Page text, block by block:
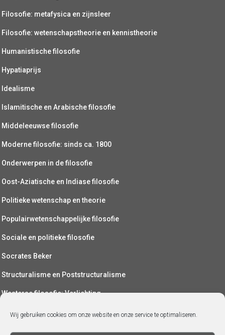
Wij gebruiken cookies om onze website en onze service te optimaliseren.
Filosofie: metafysica en zijnsleer
Filosofie: wetenschapstheorie en kennistheorie
Humanistische filosofie
Hypatiaprijs
Idealisme
Islamitische en Arabische filosofie
Middeleeuwse filosofie
Moderne filosofie: sinds ca. 1800
Onderwerpen in de filosofie
Oost-Aziatische en Indiase filosofie
Politieke wetenschap en theorie
Populairwetenschappelijke filosofie
Sociale en politieke filosofie
Socrates Beker
Structuralisme en Poststructuralisme
Westerse filosofie: Verlichting
Wetenschapsfilosofie
Yoga (als filosofie)